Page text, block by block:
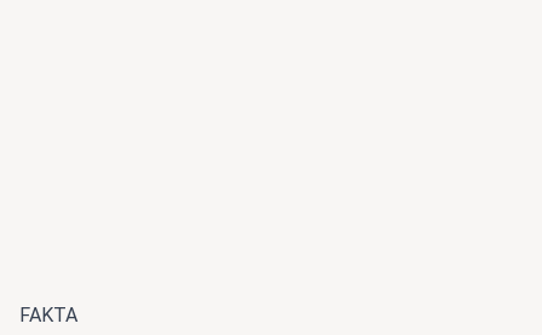
FAKTA